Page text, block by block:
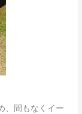
、間もなくイー